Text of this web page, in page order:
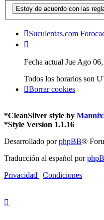
Suculentas.com
Fecha actual Jue Ago
Todos los horarios son
Borrar cookies
*CleanSilver style by
*Style Version 1.1.16
Desarrollado porphpBB®
Traducción al español por
Privacidad | Condiciones